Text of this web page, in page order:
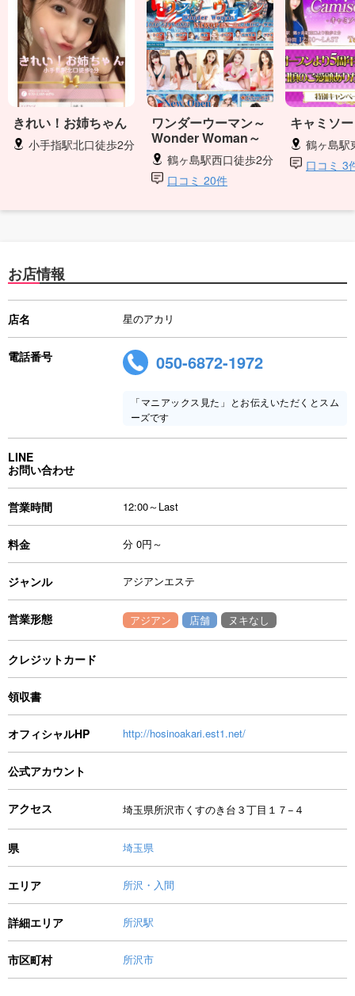
きれい！お姉ちゃん
小手指駅北口徒歩2分
ワンダーウーマン～
Wonder Woman～
鶴ヶ島駅西口徒歩2分
口コミ 20件
キャミソ
鶴ヶ島駅
口コミ 3
お店情報
店名 星のアカリ
電話番号 050-6872-1972
「マニアックス見た」とお伝えいただくとスム
ーズです
LINE
お問い合わせ
営業時間 12:00～Last
料金 分 0円～
ジャンル アジアンエステ
営業形態 アジアン 店舗 ヌキなし
クレジットカード
領収書
オフィシャルHP http://hosinoakari.est1.net/
公式アカウント
アクセス 埼玉県所沢市くすのき台３丁目１７−４
県 埼玉県
エリア 所沢・入間
詳細エリア 所沢駅
市区町村 所沢市